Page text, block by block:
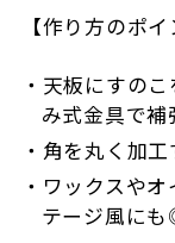
【作り方のポイ
天板にすの
み式金具で補
角を丸く加工
ワックスや
テージ風にも